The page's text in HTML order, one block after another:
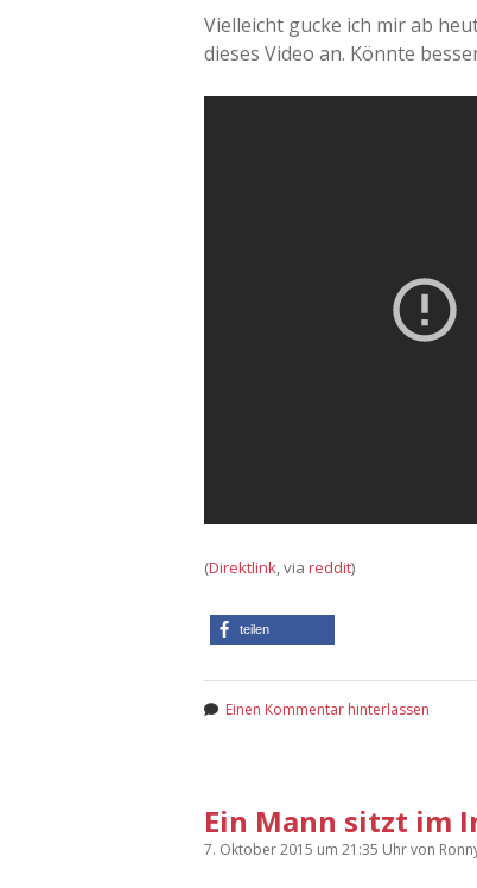
Vielleicht gucke ich mir ab
dieses Video an. Könnte
(Direktlink , via reddit)
teilen
Einen Kommentar hinterlassen
Ein Mann sitzt im
7. Oktober 2015 um 21:35 Uhrvon